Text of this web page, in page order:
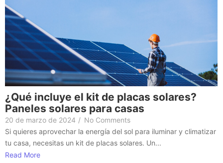
¿Qué incluye el kit de placas solares?
Paneles solares para casas
20 de marzo de 2024 / No Comments
Si quieres aprovechar la energía del sol para iluminar y climatizar
tu casa, necesitas un kit de placas solares. Un...
Read More